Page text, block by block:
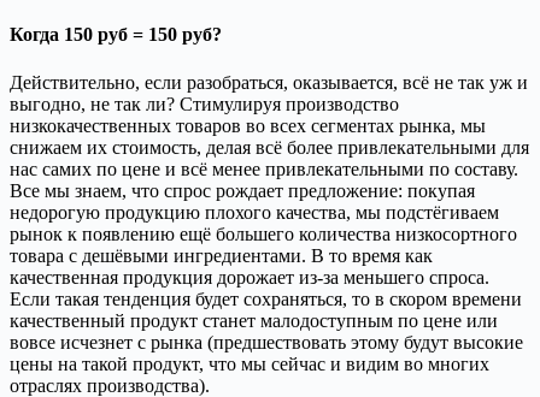
Когда 150 руб = 150 руб?
Действительно, если разобраться, оказывается, всё не так уж и
выгодно, не так ли? Стимулируя производство
низкокачественных товаров во всех сегментах рынка, мы
снижаем их стоимость, делая всё более привлекательными для
нас самих по цене и всё менее привлекательными по составу.
Все мы знаем, что спрос рождает предложение: покупая
недорогую продукцию плохого качества, мы подстёгиваем
рынок к появлению ещё большего количества низкосортного
товара с дешёвыми ингредиентами. В то время как
качественная продукция дорожает из-за меньшего спроса.
Если такая тенденция будет сохраняться, то в скором времени
качественный продукт станет малодоступным по цене или
вовсе исчезнет с рынка (предшествовать этому будут высокие
цены на такой продукт, что мы сейчас и видим во многих
отраслях производства).